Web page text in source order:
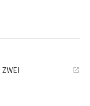
ZWEI